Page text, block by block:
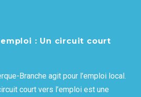
: Un circuit court
Branche agit pour l’emploi local.
court vers l’emploi est une